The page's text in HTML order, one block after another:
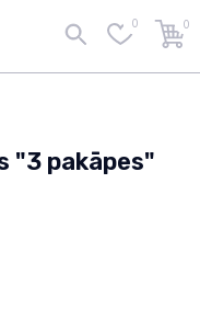
0 0
"3 pakāpes"